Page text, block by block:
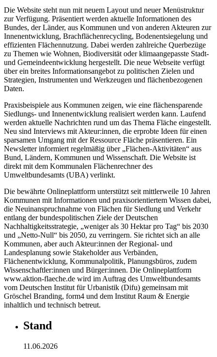
Die Website steht nun mit neuem Layout und neuer Menüstruktur
zur Verfügung. Präsentiert werden aktuelle Informationen des
Bundes, der Länder, aus Kommunen und von anderen Akteuren zur
Innenentwicklung, Brachflächenrecycling, Bodenentsiegelung und
effizienten Flächennutzung. Dabei werden zahlreiche Querbezüge
zu Themen wie Wohnen, Biodiversität oder klimaangepasste Stadt-
und Gemeindeentwicklung hergestellt. Die neue Webseite verfügt
über ein breites Informationsangebot zu politischen Zielen und
Strategien, Instrumenten und Werkzeugen und flächenbezogenen
Daten.
Praxisbeispiele aus Kommunen zeigen, wie eine flächensparende
Siedlungs- und Innenentwicklung realisiert werden kann. Laufend
werden aktuelle Nachrichten rund um das Thema Fläche eingestellt.
Neu sind Interviews mit Akteur:innen, die erprobte Ideen für einen
sparsamen Umgang mit der Ressource Fläche präsentieren. Ein
Newsletter informiert regelmäßig über „Flächen-Aktivitäten“ aus
Bund, Ländern, Kommunen und Wissenschaft. Die Website ist
direkt mit dem Kommunalen Flächenrechner des
Umweltbundesamts (UBA) verlinkt.
Die bewährte Onlineplattform unterstützt seit mittlerweile 10 Jahren
Kommunen mit Informationen und praxisorientiertem Wissen dabei,
die Neuinanspruchnahme von Flächen für Siedlung und Verkehr
entlang der bundespolitischen Ziele der Deutschen
Nachhaltigkeitsstrategie, „weniger als 30 Hektar pro Tag“ bis 2030
und „Netto-Null“ bis 2050, zu verringern. Sie richtet sich an alle
Kommunen, aber auch Akteur:innen der Regional- und
Landesplanung sowie Stakeholder aus Verbänden,
Flächenentwicklung, Kommunalpolitik, Planungsbüros, zudem
Wissenschaftler:innen und Bürger:innen. Die Onlineplattform
www.aktion-flaeche.de wird im Auftrag des Umweltbundesamts
vom Deutschen Institut für Urbanistik (Difu) gemeinsam mit
Gröschel Branding, form4 und dem Institut Raum & Energie
inhaltlich und technisch betreut.
Stand
11.06.2026